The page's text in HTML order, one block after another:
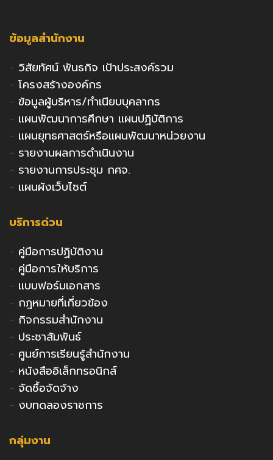
ข้อมูลสำนักงาน
- วิสัยทัศน์ พันธกิจ เป้าประสงค์รวม
- โครงสร้างองค์กร
- ข้อมูลผู้บริหาร/ทำเนียบบุคลากร
- แผนพัฒนาการศึกษา แผนปฏิบัติการ
- แผนยุทธศาสตร์หรือแผนพัฒนาหน่วยงาน
- รายงานผลการดำเนินงาน
- รายงานการประชุม กศจ.
- แผนผังเว็บไซต์
บริการด่วน
- คู่มือการปฏิบัติงาน
- คู่มือการให้บริการ
- แบบฟอร์มเอกสาร
- กฎหมายที่เกี่ยวข้อง
- กิจกรรมสำนักงาน
- ประชาสัมพันธ์
- ศูนย์การเรียนรู้สำนักงาน
- หนังสืออิเล็กทรอนิกส์
- จัดซื้อจัดจ้าง
- งบทดลองราชการ
กลุ่มงาน